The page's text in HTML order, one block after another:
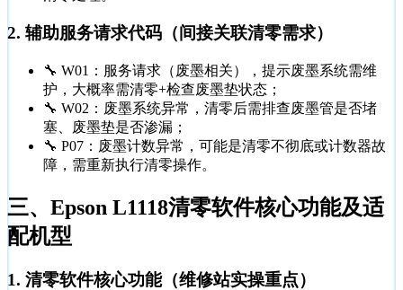
2. 辅助服务请求代码（间接关联清零需求）
🔧 W01：服务请求（废墨相关），提示废墨系统需维
护，大概率需清零+检查废墨垫状态；
🔧 W02：废墨系统异常，清零后需排查废墨管是否堵
塞、废墨垫是否渗漏；
🔧 P07：废墨计数异常，可能是清零不彻底或计数器故
障，需重新执行清零操作。
三、Epson L1118清零软件核心功能及适
配机型
1. 清零软件核心功能（维修站实操重点）